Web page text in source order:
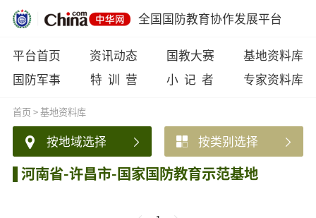
全国国防教育协作发展平台
平台首页 资讯动态 国教大赛
基地资料库
国防军事
特 训 营 小 记 者 专家资料库
首页>基地资料库
按地域选择 按类别选择
河南省-许昌市-国家国防教育示范基地